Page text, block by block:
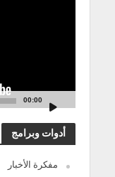
00:00
أدوات وبرامج
مفكرة الأخبار